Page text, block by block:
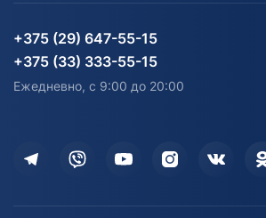
Карта сайта
Информация до получения
согласия на обработку
Доставка
Дополнительные услуги
Оставить отзыв
Водный транспорт
Электротранспорт
Здоровье
Агротехника
Электротранспорт
+375 (29) 647-55-15
+375 (33) 333-55-15
Ежедневно, с 9:00 до 20:00